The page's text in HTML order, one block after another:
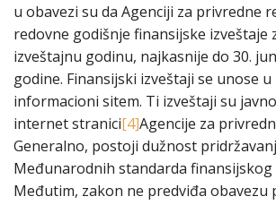
u obavezi su da Agenciji za privredne
redovne godišnje finansijske izveštaje
izveštajnu godinu, najkasnije do 30.
godine. Finansijski izveštaji se unose
informacioni sitem. Ti izveštaji su
internet stranici[4]Agencije za
Generalno, postoji dužnost
Međunarodnih standarda finansijskog
Međutim, zakon ne predviđa obavezu